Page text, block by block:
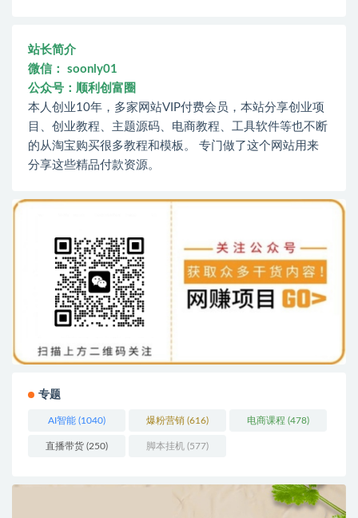
站长简介
微信： soonly01
公众号：顺利创富圈
本人创业10年，多家网站VIP付费会员，本站分享创业项
目、创业教程、主题源码、电商教程、工具软件等也不断
的从淘宝购买很多教程和模板。 专门做了这个网站用来
分享这些精品付款资源。
专题
AI智能 (1040) 爆粉营销 (616) 电商课程 (478)
直播带货 (250) 脚本挂机 (577)